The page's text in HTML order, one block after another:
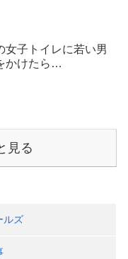
女子トイレに若い男
かけたら…
見る
ルズ